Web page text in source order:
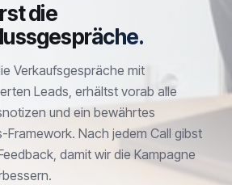
die
Verkaufsgespräche mit
Leads, erhältst vorab alle
und ein bewährtes
Framework. Nach jedem Call gibst
damit wir die Kampagne